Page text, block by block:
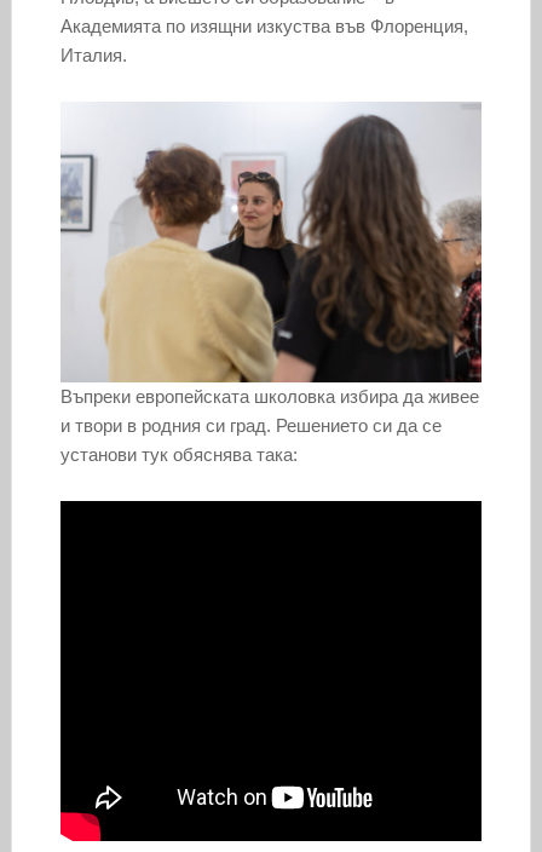
Академията по изящни изкуства във Флоренция,
Италия.
Въпреки европейската школовка избира да живее
и твори в родния си град. Решението си да се
установи тук обяснява така: